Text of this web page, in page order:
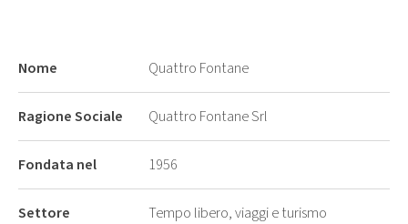
Nome Quattro Fontane
Ragione Sociale Quattro Fontane Srl
Fondata nel 1956
Settore Tempo libero, viaggi e turismo